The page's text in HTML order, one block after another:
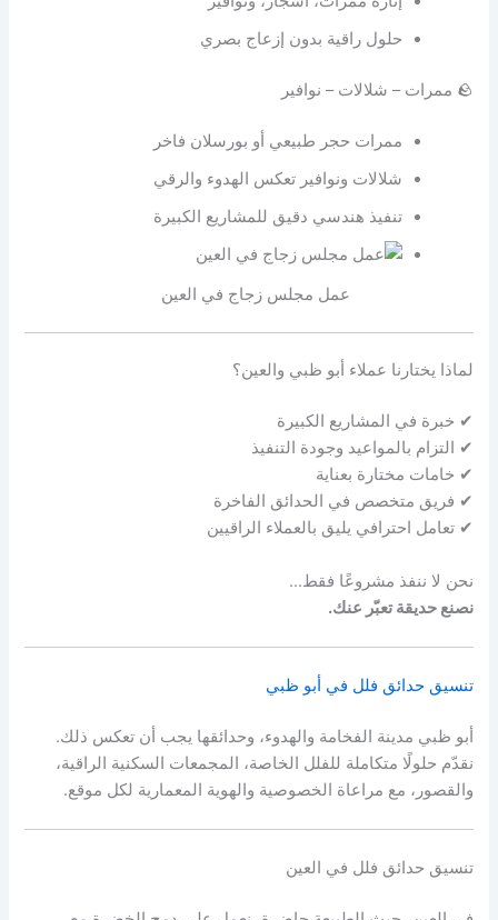
حلول راقية بدون إزعاج بصري
🪨 ممرات – شلالات – نوافير
ممرات حجر طبيعي أو بورسلان فاخر
شلالات ونوافير تعكس الهدوء والرقي
تنفيذ هندسي دقيق للمشاريع الكبيرة
عمل مجلس زجاج في العين
لماذا يختارنا عملاء أبو ظبي والعين؟
✔ خبرة في المشاريع الكبيرة
✔ التزام بالمواعيد وجودة التنفيذ
✔ خامات مختارة بعناية
✔ فريق متخصص في الحدائق الفاخرة
✔ تعامل احترافي يليق بالعملاء الراقيين
نحن لا ننفذ مشروعًا فقط…
نصنع حديقة تعبّر عنك.
تنسيق حدائق فلل في أبو ظبي
أبو ظبي مدينة الفخامة والهدوء، وحدائقها يجب أن تعكس ذلك.
نقدّم حلولًا متكاملة للفلل الخاصة، المجمعات السكنية الراقية،
والقصور، مع مراعاة الخصوصية والهوية المعمارية لكل موقع.
تنسيق حدائق فلل في العين